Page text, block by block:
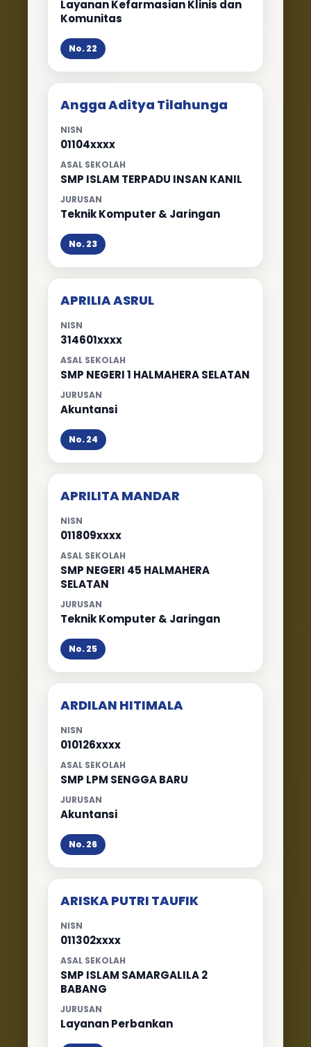
Layanan Kefarmasian Klinis dan
Komunitas
No. 22
Angga Aditya Tilahunga
NISN
01104xxxx
ASAL SEKOLAH
SMP ISLAM TERPADU INSAN KANIL
JURUSAN
Teknik Komputer & Jaringan
No. 23
APRILIA ASRUL
NISN
314601xxxx
ASAL SEKOLAH
SMP NEGERI 1 HALMAHERA SELATAN
JURUSAN
Akuntansi
No. 24
APRILITA MANDAR
NISN
011809xxxx
ASAL SEKOLAH
SMP NEGERI 45 HALMAHERA
SELATAN
JURUSAN
Teknik Komputer & Jaringan
No. 25
ARDILAN HITIMALA
NISN
010126xxxx
ASAL SEKOLAH
SMP LPM SENGGA BARU
JURUSAN
Akuntansi
No. 26
ARISKA PUTRI TAUFIK
NISN
011302xxxx
ASAL SEKOLAH
SMP ISLAM SAMARGALILA 2
BABANG
JURUSAN
Layanan Perbankan